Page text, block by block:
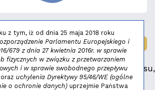
NAGRODY:MAŁY FENIKS 2025
masz propozycje dotyczące serwisu,
niezbednik@niedziela.pl
z tym, iż od dnia 25 maja 2018 roku
Parlamentu Europejskiego i
679 z dnia 27 kwietnia 2016r. w sprawie
fizycznych w związku z przetwarzaniem
i w sprawie swobodnego przepływu
oraz uchylenia Dyrektywy 95/46/WE (ogólne
o ochronie danych) uprzejmie Państwa